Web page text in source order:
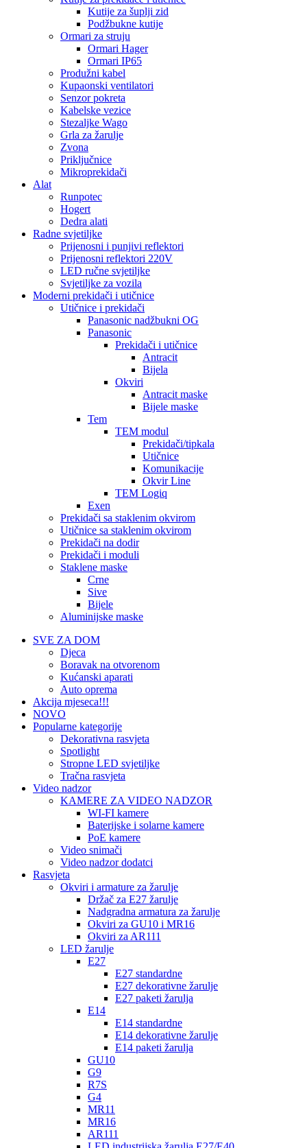
Kutije za šuplji zid
Podžbukne kutije
Ormari za struju
Ormari Hager
Ormari IP65
Produžni kabel
Kupaonski ventilatori
Senzor pokreta
Kabelske vezice
Stezaljke Wago
Grla za žarulje
Zvona
Priključnice
Mikroprekidači
Alat
Runpotec
Hogert
Dedra alati
Radne svjetiljke
Prijenosni i punjivi reflektori
Prijenosni reflektori 220V
LED ručne svjetiljke
Svjetiljke za vozila
Moderni prekidači i utičnice
Utičnice i prekidači
Panasonic nadžbukni OG
Panasonic
Prekidači i utičnice
Antracit
Bijela
Okviri
Antracit maske
Bijele maske
Tem
TEM modul
Prekidači/tipkala
Utičnice
Komunikacije
Okvir Line
TEM Logiq
Exen
Prekidači sa staklenim okvirom
Utičnice sa staklenim okvirom
Prekidači na dodir
Prekidači i moduli
Staklene maske
Crne
Sive
Bijele
Aluminijske maske
SVE ZA DOM
Djeca
Boravak na otvorenom
Kućanski aparati
Auto oprema
Akcija mjeseca!!!
NOVO
Popularne kategorije
Dekorativna rasvjeta
Spotlight
Stropne LED svjetiljke
Tračna rasvjeta
Video nadzor
KAMERE ZA VIDEO NADZOR
WI-FI kamere
Baterijske i solarne kamere
PoE kamere
Video snimači
Video nadzor dodatci
Rasvjeta
Okviri i armature za žarulje
Držač za E27 žarulje
Nadgradna armatura za žarulje
Okviri za GU10 i MR16
Okviri za AR111
LED žarulje
E27
E27 standardne
E27 dekorativne žarulje
E27 paketi žarulja
E14
E14 standardne
E14 dekorativne žarulje
E14 paketi žarulja
GU10
G9
R7S
G4
MR11
MR16
AR111